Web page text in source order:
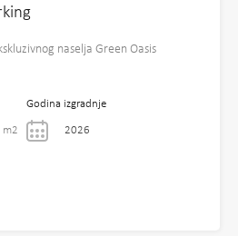
naselja Green Oasis
m2
Godina izgradnje
2026